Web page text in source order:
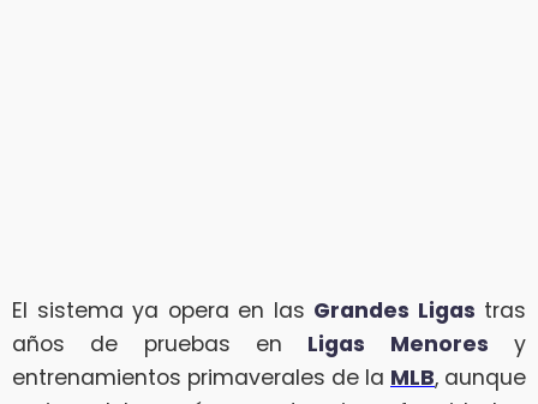
El sistema ya opera en las Grandes Ligas tras
años de pruebas en Ligas Menores y
entrenamientos primaverales de la MLB, aunque